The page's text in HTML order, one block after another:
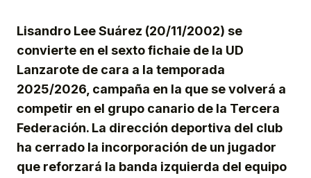
Lisandro Lee Suárez (20/11/2002) se
convierte en el sexto fichaie de la UD
Lanzarote de cara a la temporada
2025/2026, campaña en la que se volverá a
competir en el grupo canario de la Tercera
Federación. La dirección deportiva del club
ha cerrado la incorporación de un jugador
que reforzará la banda izquierda del equipo